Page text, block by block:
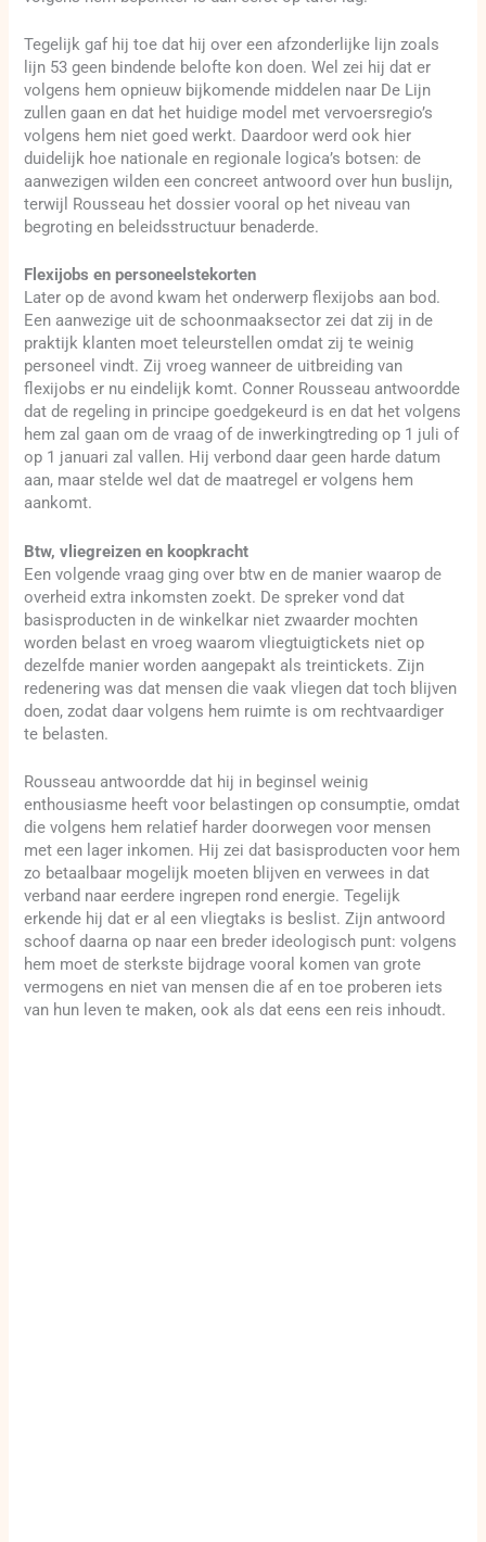
Tegelijk gaf hij toe dat hij over een afzonderlijke lijn zoals
lijn 53 geen bindende belofte kon doen. Wel zei hij dat er
volgens hem opnieuw bijkomende middelen naar De Lijn
zullen gaan en dat het huidige model met vervoersregio’s
volgens hem niet goed werkt. Daardoor werd ook hier
duidelijk hoe nationale en regionale logica’s botsen: de
aanwezigen wilden een concreet antwoord over hun buslijn,
terwijl Rousseau het dossier vooral op het niveau van
begroting en beleidsstructuur benaderde.
Flexijobs en personeelstekorten
Later op de avond kwam het onderwerp flexijobs aan bod.
Een aanwezige uit de schoonmaaksector zei dat zij in de
praktijk klanten moet teleurstellen omdat zij te weinig
personeel vindt. Zij vroeg wanneer de uitbreiding van
flexijobs er nu eindelijk komt. Conner Rousseau antwoordde
dat de regeling in principe goedgekeurd is en dat het volgens
hem zal gaan om de vraag of de inwerkingtreding op 1 juli of
op 1 januari zal vallen. Hij verbond daar geen harde datum
aan, maar stelde wel dat de maatregel er volgens hem
aankomt.
Btw, vliegreizen en koopkracht
Een volgende vraag ging over btw en de manier waarop de
overheid extra inkomsten zoekt. De spreker vond dat
basisproducten in de winkelkar niet zwaarder mochten
worden belast en vroeg waarom vliegtuigtickets niet op
dezelfde manier worden aangepakt als treintickets. Zijn
redenering was dat mensen die vaak vliegen dat toch blijven
doen, zodat daar volgens hem ruimte is om rechtvaardiger
te belasten.
Rousseau antwoordde dat hij in beginsel weinig
enthousiasme heeft voor belastingen op consumptie, omdat
die volgens hem relatief harder doorwegen voor mensen
met een lager inkomen. Hij zei dat basisproducten voor hem
zo betaalbaar mogelijk moeten blijven en verwees in dat
verband naar eerdere ingrepen rond energie. Tegelijk
erkende hij dat er al een vliegtaks is beslist. Zijn antwoord
schoof daarna op naar een breder ideologisch punt: volgens
hem moet de sterkste bijdrage vooral komen van grote
vermogens en niet van mensen die af en toe proberen iets
van hun leven te maken, ook als dat eens een reis inhoudt.